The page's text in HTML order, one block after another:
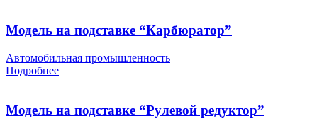
Модель на подставке “Карбюратор”
Автомобильная промышленность
Подробнее
Модель на подставке “Рулевой редуктор”